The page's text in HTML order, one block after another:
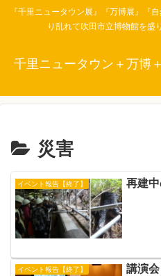
『千里ニュータウン展』『万博展』『
り乱れて吹田市立博物館を盛
千里ニュータウン＋万博
災害
イベント報告【終了】 再建
イベント報告【終了】
講演